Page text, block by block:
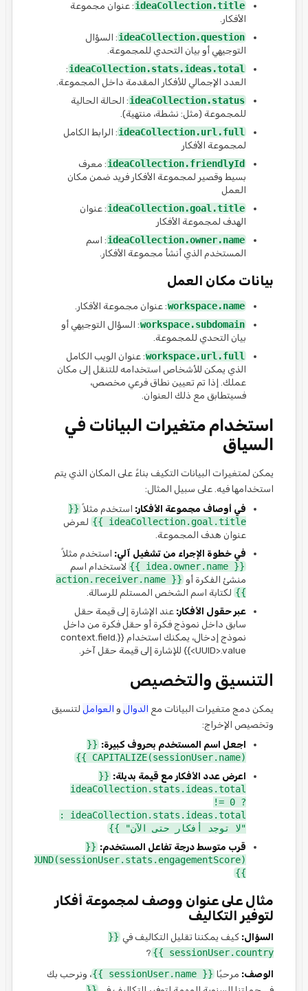
ideaCollection.title: عنوان مجموعة
الأفكار.
ideaCollection.question: السؤال
التوجيهي أو بيان التحدي للمجموعة.
ideaCollection.stats.ideas.total
:
العدد الإجمالي للأفكار المقدمة داخل المجموعة.
ideaCollection.status: الحالة الحالية
للمجموعة (مثل: نشطة، منتهية).
ideaCollection.url.full: الرابط الكامل
لمجموعة الأفكار
ideaCollection.friendlyId: معرف
بسيط وقصير لمجموعة الأفكار فريد ضمن مكان
العمل
ideaCollection.goal.title: عنوان
الهدف لمجموعة الأفكار
ideaCollection.owner.name: اسم
المستخدم الذي أنشأ مجموعة الأفكار.
بيانات مكان العمل
workspace.name: عنوان مجموعة الأفكار.
workspace.subdomain: السؤال التوجيهي أو
بيان التحدي للمجموعة.
workspace.url.full: عنوان الويب الكامل
الذي يمكن للأشخاص استخدامه للتنقل إلى مكان
عملك. إذا تم تعيين نطاق فرعي مخصص،
فسيتطابق مع ذلك العنوان.
استخدام متغيرات البيانات في
السياق
يمكن لمتغيرات البيانات التكيف بناءً على المكان الذي يتم
استخدامها فيه. على سبيل المثال:
في أوصاف مجموعة الأفكار: استخدم مثلاً {{
ideaCollection.goal.title }}
لعرض
عنوان هدف المجموعة.
في خطوة الإجراء من تشغيل آلي: استخدم مثلاً
{{ idea.owner.name }}
لاستخدام اسم
منشئ الفكرة أو
{{ action.receiver.name
}}لكتابة اسم الشخص المستلم للرسالة.
عبر حقول الأفكار: عند الإشارة إلى قيمة حقل
سابق داخل نموذج فكرة أو حقل فكرة من داخل
نموذج إدخال، يمكنك استخدام {{context.field.
<UUID>.value}} للإشارة إلى قيمة حقل آخر.
التنسيق والتخصيص
يمكن دمج متغيرات البيانات مع الدوال و العوامل لتنسيق
وتخصيص الإخراج:
اجعل اسم المستخدم بحروف كبيرة: {{
CAPITALIZE(sessionUser.name) }}
اعرض عدد الأفكار مع قيمة بديلة: {{
ideaCollection.stats.ideas.total
!= 0 ?
ideaCollection.stats.ideas.total :
"لا توجد أفكار حتى الآن" }}
قرب متوسط درجة تفاعل المستخدم: {{
ROUND(sessionUser.stats.engagementScore)
}}
مثال على عنوان ووصف لمجموعة أفكار
لتوفير التكاليف
السؤال: كيف يمكننا تقليل التكاليف في {{
sessionUser.country }}
?
الوصف: مرحبًا {{ sessionUser.name }}
، ونرحب بك